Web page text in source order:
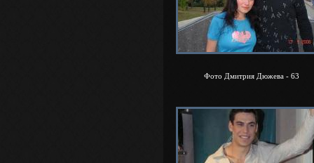
Фото Дмитрия Дюжева - 63